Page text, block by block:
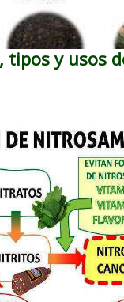
tipos y usos